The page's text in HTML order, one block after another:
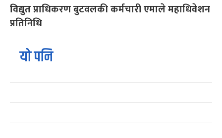
विद्युत प्राधिकरण बुटवलकी कर्मचारी एमाले महाधिवेशन
प्रतिनिधि
यो पनि